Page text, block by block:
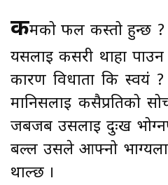
कर्मको फल कस्तो हुन्छ ?
यसलाई कसरी थाहा
कारण विधाता कि स्वयं
मानिसलाई कसैप्रतिको
जबजब उसलाई दुःख
बल्ल उसले आफ्नो
थाल्छ ।